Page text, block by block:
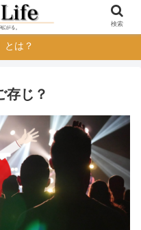
とは？
存じ？
検索